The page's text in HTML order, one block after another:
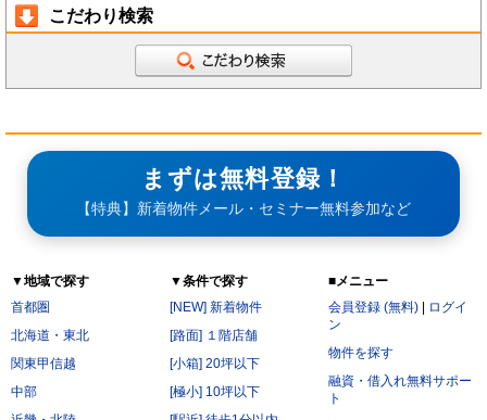
こだわり検索
まずは無料登録！
【特典】新着物件メール・セミナー無料参加など
▼地域で探す
首都圏
北海道・東北
関東甲信越
中部
▼条件で探す
[NEW] 新着物件
[路面] １階店舗
[小箱] 20坪以下
[極小] 10坪以下
■メニュー
会員登録 (無料)
ログイ
ン
物件を探す
融資・借入れ無料サポー
ト